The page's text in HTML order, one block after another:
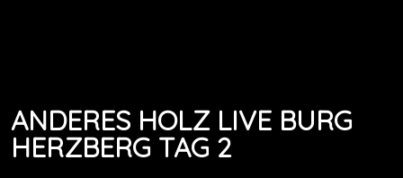
ANDERES HOLZ LIVE BURG
HERZBERG TAG 2